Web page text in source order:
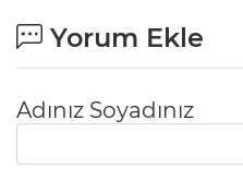
Yorum Ekle
Adınız Soyadınız